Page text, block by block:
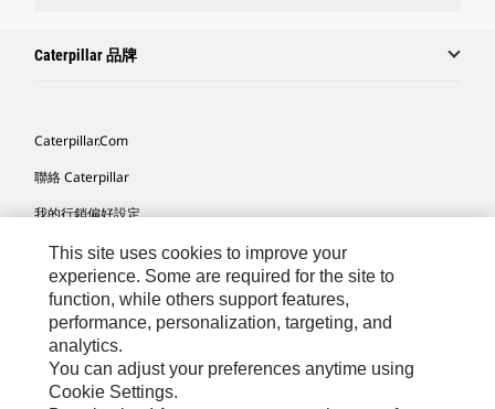
Caterpillar 品牌
Caterpillar.com
聯絡 Caterpillar
我的行銷偏好設定
網站地圖
Cookie Settings
法律
隱私權
關於 Cat
This site uses cookies to improve your
experience. Some are required for the site to
function, while others support features,
performance, personalization, targeting, and
analytics.
You can adjust your preferences anytime using
Cookie Settings.